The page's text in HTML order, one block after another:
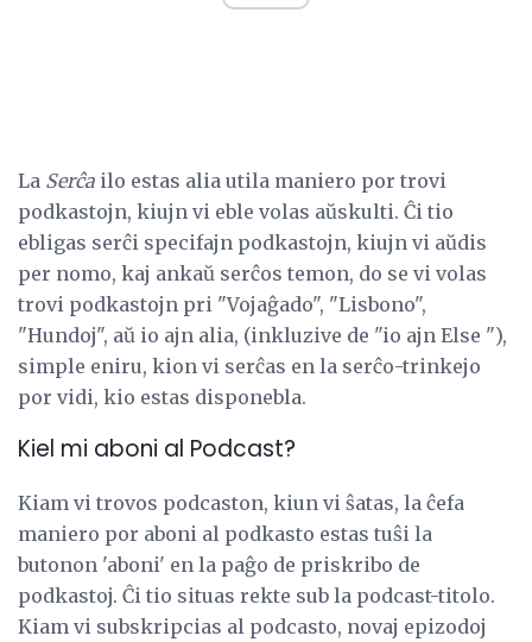
La Serĉa ilo estas alia utila maniero por trovi
podkastojn, kiujn vi eble volas aŭskulti. Ĉi tio
ebligas serĉi specifajn podkastojn, kiujn vi aŭdis
per nomo, kaj ankaŭ serĉos temon, do se vi volas
trovi podkastojn pri "Vojaĝado", "Lisbono",
"Hundoj", aŭ io ajn alia, (inkluzive de "io ajn Else "),
simple eniru, kion vi serĉas en la serĉo-trinkejo
por vidi, kio estas disponebla.
Kiel mi aboni al Podcast?
Kiam vi trovos podcaston, kiun vi ŝatas, la ĉefa
maniero por aboni al podkasto estas tuŝi la
butonon 'aboni' en la paĝo de priskribo de
podkastoj. Ĉi tio situas rekte sub la podcast-titolo.
Kiam vi subskripcias al podcasto, novaj epizodoj